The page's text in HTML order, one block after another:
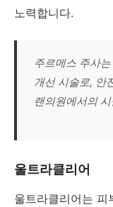
노력합니다.
주르메스 주사
개선 시술로, 안
랜의원에서의
울트라클리어
울트라클리어는 피